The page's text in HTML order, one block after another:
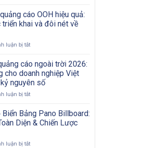
Khảo
Các
A
Z
Cáo
Biển
Nội
Có
Khăn?
cáo OOH hiệu quả:
khai và đôi nét về
luận bị tắtở
dịch
quảng
cáo
OOH
hiệu
Từng
bước
triển
và
cáo ngoài trời 2026:
cho doanh nghiệp Việt
nguyên số
luận bị tắtở
hướng
quảng
cáo
trời
Biển Bảng Pano Billboard:
Diện & Chiến Lược
luận bị tắtở